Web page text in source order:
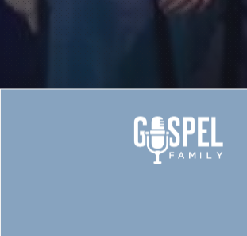
GOSPELROOTS,
JULEKONCERTER,
SKOLEKONCERTER